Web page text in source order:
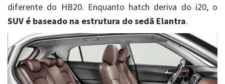
diferente do HB20. Enquanto hatch deriva do i20, o
SUV é baseado na estrutura do sedã Elantra.